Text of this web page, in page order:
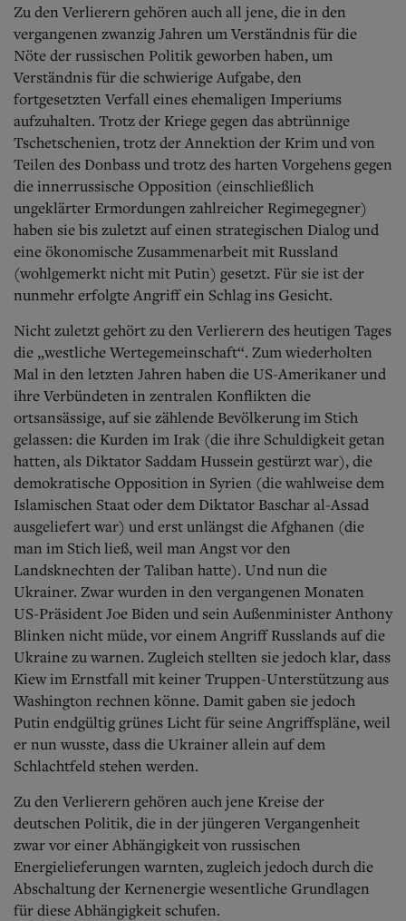
Zu den Verlierern gehören auch all jene, die in den
vergangenen zwanzig Jahren um Verständnis für die
Nöte der russischen Politik geworben haben, um
Verständnis für die schwierige Aufgabe, den
fortgesetzten Verfall eines ehemaligen Imperiums
aufzuhalten. Trotz der Kriege gegen das abtrünnige
Tschetschenien, trotz der Annektion der Krim und von
Teilen des Donbass und trotz des harten Vorgehens gegen
die innerrussische Opposition (einschließlich
ungeklärter Ermordungen zahlreicher Regimegegner)
haben sie bis zuletzt auf einen strategischen Dialog und
eine ökonomische Zusammenarbeit mit Russland
(wohlgemerkt nicht mit Putin) gesetzt. Für sie ist der
nunmehr erfolgte Angriff ein Schlag ins Gesicht.
Nicht zuletzt gehört zu den Verlierern des heutigen Tages
die „westliche Wertegemeinschaft“. Zum wiederholten
Mal in den letzten Jahren haben die US-Amerikaner und
ihre Verbündeten in zentralen Konflikten die
ortsansässige, auf sie zählende Bevölkerung im Stich
gelassen: die Kurden im Irak (die ihre Schuldigkeit getan
hatten, als Diktator Saddam Hussein gestürzt war), die
demokratische Opposition in Syrien (die wahlweise dem
Islamischen Staat oder dem Diktator Baschar al-Assad
ausgeliefert war) und erst unlängst die Afghanen (die
man im Stich ließ, weil man Angst vor den
Landsknechten der Taliban hatte). Und nun die
Ukrainer. Zwar wurden in den vergangenen Monaten
US-Präsident Joe Biden und sein Außenminister Anthony
Blinken nicht müde, vor einem Angriff Russlands auf die
Ukraine zu warnen. Zugleich stellten sie jedoch klar, dass
Kiew im Ernstfall mit keiner Truppen-Unterstützung aus
Washington rechnen könne. Damit gaben sie jedoch
Putin endgültig grünes Licht für seine Angriffspläne, weil
er nun wusste, dass die Ukrainer allein auf dem
Schlachtfeld stehen werden.
Zu den Verlierern gehören auch jene Kreise der
deutschen Politik, die in der jüngeren Vergangenheit
zwar vor einer Abhängigkeit von russischen
Energielieferungen warnten, zugleich jedoch durch die
Abschaltung der Kernenergie wesentliche Grundlagen
für diese Abhängigkeit schufen.